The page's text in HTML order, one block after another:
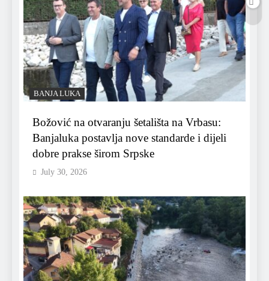
BANJA LUKA
Božović na otvaranju šetališta na Vrbasu:
Banjaluka postavlja nove standarde i dijeli
dobre prakse širom Srpske
July 30, 2026